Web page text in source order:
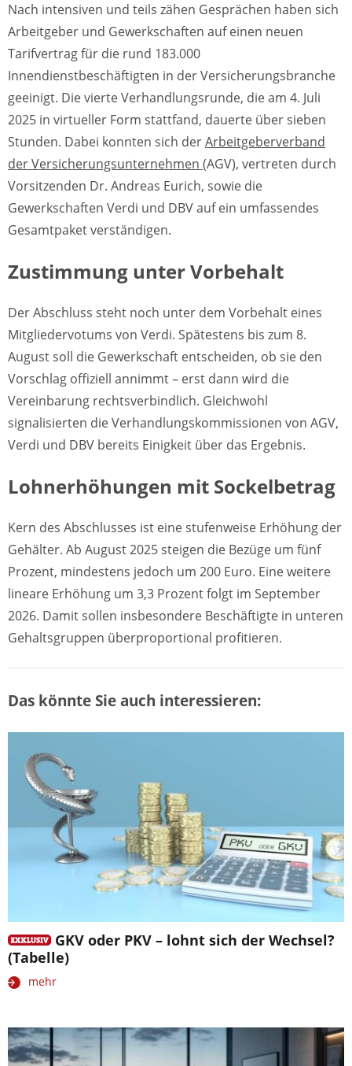
Nach intensiven und teils zähen Gesprächen haben sich
Arbeitgeber und Gewerkschaften auf einen neuen
Tarifvertrag für die rund 183.000
Innendienstbeschäftigten in der Versicherungsbranche
geeinigt. Die vierte Verhandlungsrunde, die am 4. Juli
2025 in virtueller Form stattfand, dauerte über sieben
Stunden. Dabei konnten sich derArbeitgeberverband
der Versicherungsunternehmen (AGV), vertreten durch
Vorsitzenden Dr. Andreas Eurich, sowie die
Gewerkschaften Verdi und DBV auf ein umfassendes
Gesamtpaket verständigen.
Zustimmung unter Vorbehalt
Der Abschluss steht noch unter dem Vorbehalt eines
Mitgliedervotums von Verdi. Spätestens bis zum 8.
August soll die Gewerkschaft entscheiden, ob sie den
Vorschlag offiziell annimmt – erst dann wird die
Vereinbarung rechtsverbindlich. Gleichwohl
signalisierten die Verhandlungskommissionen von AGV,
Verdi und DBV bereits Einigkeit über das Ergebnis.
Lohnerhöhungen mit Sockelbetrag
Kern des Abschlusses ist eine stufenweise Erhöhung der
Gehälter. Ab August 2025 steigen die Bezüge um fünf
Prozent, mindestens jedoch um 200 Euro. Eine weitere
lineare Erhöhung um 3,3 Prozent folgt im September
2026. Damit sollen insbesondere Beschäftigte in unteren
Gehaltsgruppen überproportional profitieren.
Das könnte Sie auch interessieren:
GKV oder PKV – lohnt sich der Wechsel?
(Tabelle)
mehr